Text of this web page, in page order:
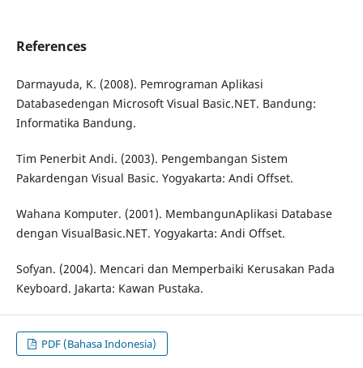
References
Darmayuda, K. (2008). Pemrograman Aplikasi
Databasedengan Microsoft Visual Basic.NET. Bandung:
Informatika Bandung.
Tim Penerbit Andi. (2003). Pengembangan Sistem
Pakardengan Visual Basic. Yogyakarta: Andi Offset.
Wahana Komputer. (2001). MembangunAplikasi Database
dengan VisualBasic.NET. Yogyakarta: Andi Offset.
Sofyan. (2004). Mencari dan Memperbaiki Kerusakan Pada
Keyboard. Jakarta: Kawan Pustaka.
PDF (Bahasa Indonesia)